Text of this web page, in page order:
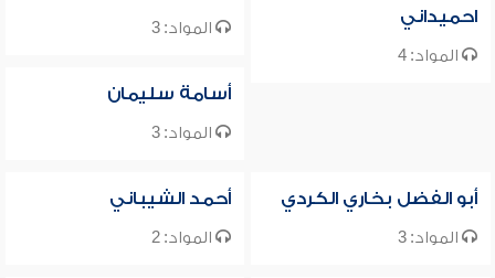
احميداني
المواد: 4
المواد: 3
أسامة سليمان
المواد: 3
أبو الفضل بخاري الكردي
المواد: 3
أحمد الشيباني
المواد: 2